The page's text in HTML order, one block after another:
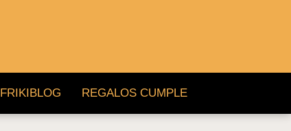
FRIKIBLOG REGALOS CUMPLE